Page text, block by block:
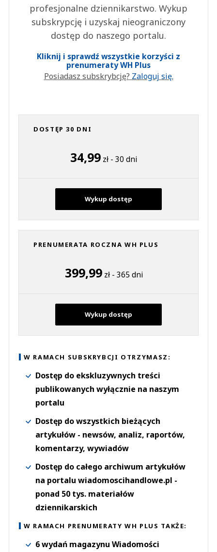
profesjonalne dziennikarstwo. Wykup
subskrypcję i uzyskaj nieograniczony
dostęp do naszego portalu.
Kliknij i sprawdź wszystkie korzyści z
prenumeraty WH Plus
Posiadasz subskrybcję? Zaloguj się.
DOSTĘP 30 DNI
34,99 zł - 30 dni
Wykup dostęp
PRENUMERATA ROCZNA WH PLUS
399,99zł - 365 dni
Wykup dostęp
W RAMACH SUBSKRYBCJI OTRZYMASZ:
Dostęp do ekskluzywnych treści
publikowanych wyłącznie na naszym
portalu
Dostęp do wszystkich bieżących
artykułów - newsów, analiz, raportów,
komentarzy, wywiadów
Dostęp do całego archiwum artykułów
na portalu wiadomoscihandlowe.pl -
ponad 50 tys. materiałów
dziennikarskich
W RAMACH PRENUMERATY WH PLUS TAKŻE:
6 wydań magazynu Wiadomości